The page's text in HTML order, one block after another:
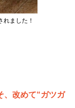
ました！
、改めて“ガツガ